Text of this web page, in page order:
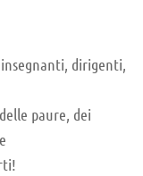
dirigenti,
paure, dei